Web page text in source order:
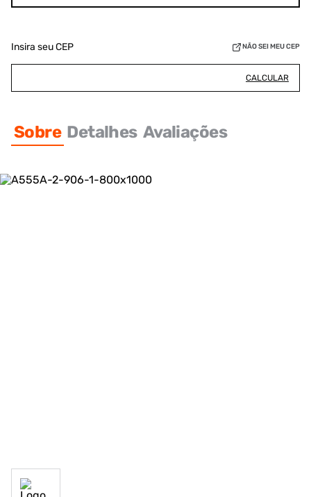
Insira seu CEP NÃO SEI MEU CEP
CALCULAR
Sobre Detalhes Avaliações